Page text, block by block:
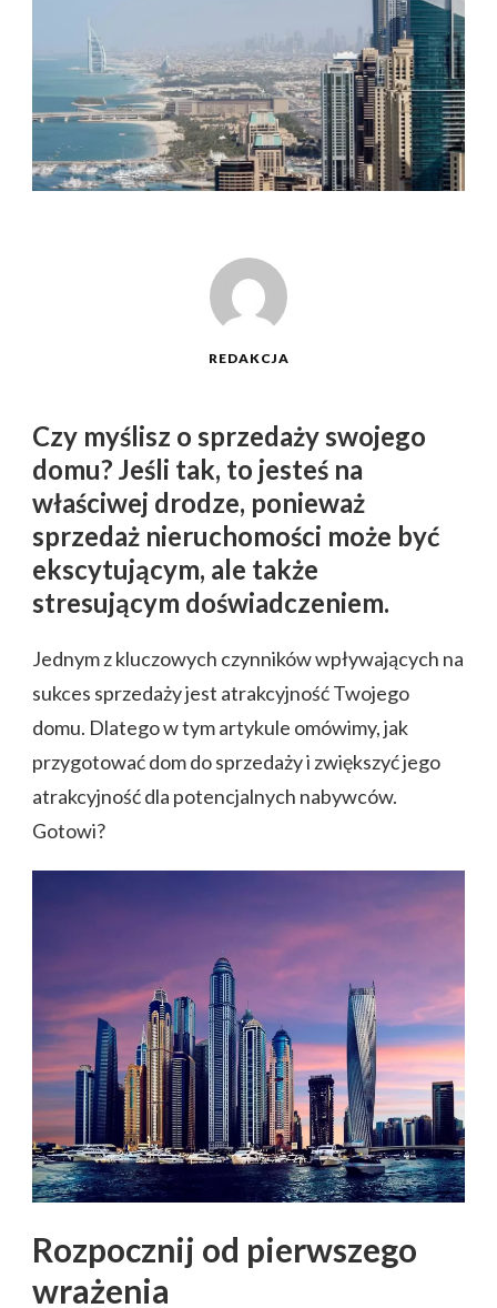
REDAKCJA
Czy myślisz o sprzedaży swojego
domu? Jeśli tak, to jesteś na
właściwej drodze, ponieważ
sprzedaż nieruchomości może być
ekscytującym, ale także
stresującym doświadczeniem.
Jednym z kluczowych czynników wpływających na
sukces sprzedaży jest atrakcyjność Twojego
domu. Dlatego w tym artykule omówimy, jak
przygotować dom do sprzedaży i zwiększyć jego
atrakcyjność dla potencjalnych nabywców.
Gotowi?
Rozpocznij od pierwszego
wrażenia